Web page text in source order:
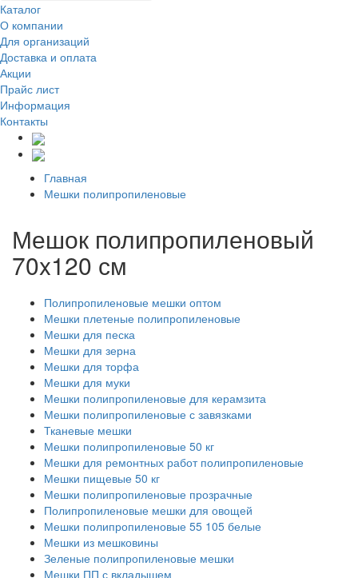
Каталог
О компании
Для организаций
Доставка и оплата
Акции
Прайс лист
Информация
Контакты
Главная
Мешки полипропиленовые
Мешок полипропиленовый
70x120 см
Полипропиленовые мешки оптом
Мешки плетеные полипропиленовые
Мешки для песка
Мешки для зерна
Мешки для торфа
Мешки для муки
Мешки полипропиленовые для керамзита
Мешки полипропиленовые с завязками
Тканевые мешки
Мешки полипропиленовые 50 кг
Мешки для ремонтных работ полипропиленовые
Мешки пищевые 50 кг
Мешки полипропиленовые прозрачные
Полипропиленовые мешки для овощей
Мешки полипропиленовые 55 105 белые
Мешки из мешковины
Зеленые полипропиленовые мешки
Мешки ПП с вкладышем